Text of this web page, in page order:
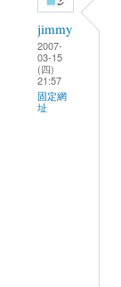
jimmy
2007-
03-15
(四)
21:57
固定網
址